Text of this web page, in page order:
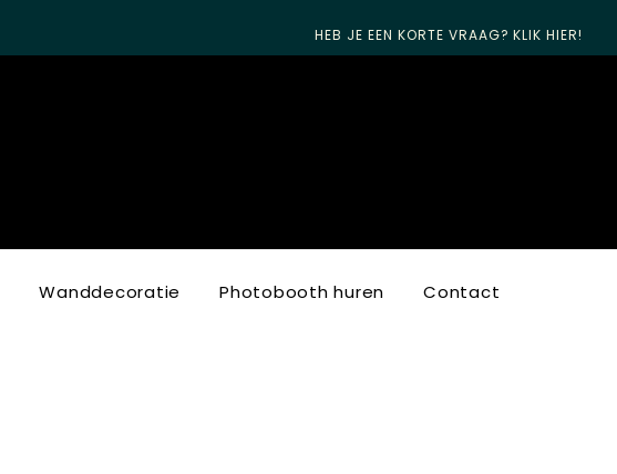
HEB JE EEN KORTE VRAAG? KLIK HIER!
Wanddecoratie Photobooth huren Contact